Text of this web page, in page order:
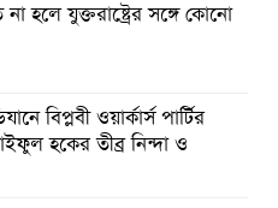
না হলে যুক্তরাষ্ট্রের সঙ্গে কোনো
বিপ্লবী ওয়ার্কার্স পার্টির
হকের তীব্র নিন্দা ও